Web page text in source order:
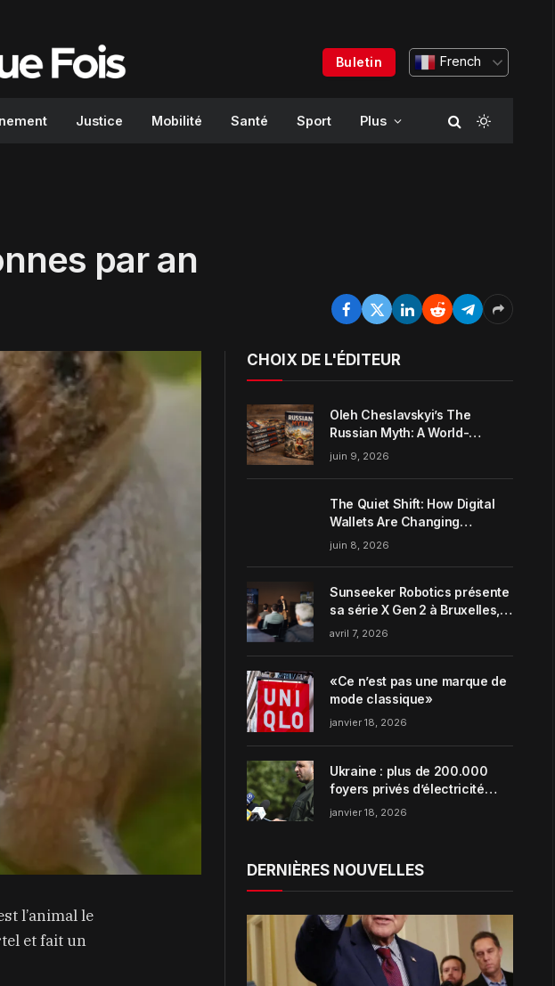
Buletin French
Justice Mobilité Santé Sport Plus
par an
l’animal le
et fait un
CHOIX DE L'ÉDITEUR
Oleh Cheslavskyi’s The
Russian Myth: A World-
Systems Analysis of
juin 9, 2026
The Quiet Shift: How Digital
Wallets Are Changing
Everyday Money Habits in the
juin 8, 2026
Sunseeker Robotics présente
sa série X Gen 2 à Bruxelles,
incarnant parfaitement le
avril 7, 2026
«Ce n’est pas une marque de
mode classique»
janvier 18, 2026
Ukraine : plus de 200.000
foyers privés d’électricité
dans la région de Zaporijjia
janvier 18, 2026
DERNIÈRES NOUVELLES